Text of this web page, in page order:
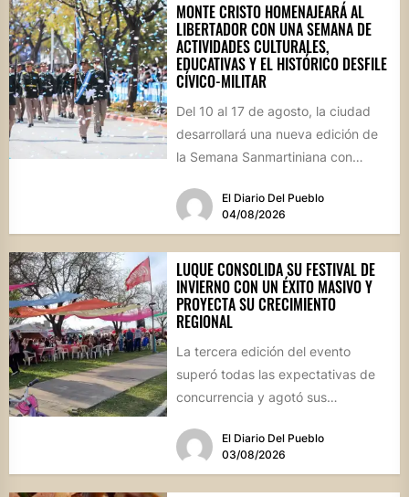
MONTE CRISTO HOMENAJEARÁ AL
LIBERTADOR CON UNA SEMANA DE
ACTIVIDADES CULTURALES,
EDUCATIVAS Y EL HISTÓRICO DESFILE
CÍVICO-MILITAR
Del 10 al 17 de agosto, la ciudad
desarrollará una nueva edición de
la Semana Sanmartiniana con
El Diario Del Pueblo
04/08/2026
LUQUE CONSOLIDA SU FESTIVAL DE
INVIERNO CON UN ÉXITO MASIVO Y
PROYECTA SU CRECIMIENTO
REGIONAL
La tercera edición del evento
superó todas las expectativas de
concurrencia y agotó sus
marco, el...El Diario Del Pueblo
03/08/2026